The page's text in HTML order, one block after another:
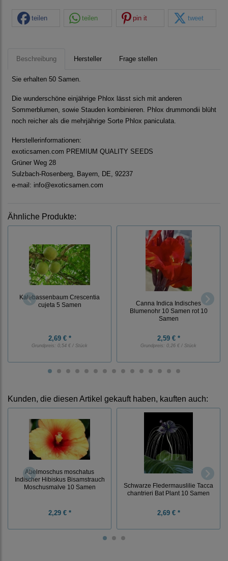
teilen teilen pin it tweet
Beschreibung Hersteller Frage stellen
Sie erhalten 50 Samen.
Die wunderschöne einjährige Phlox lässt sich mit anderen
Sommerblumen, sowie Stauden kombinieren. Phlox drummondii blüht
noch reicher als die mehrjährige Sorte Phlox paniculata.
Herstellerinformationen:
exoticsamen.com PREMIUM QUALITY SEEDS
Grüner Weg 28
Sulzbach-Rosenberg, Bayern, DE, 92237
e-mail: info@exoticsamen.com
Ähnliche Produkte:
Kalebassenbaum Crescentia
cujeta 5 Samen
2,69 € *
Grundpreis: 0,54 € / Stück
Canna Indica Indisches
Blumenohr 10 Samen rot 10
Samen
2,59 € *
Grundpreis: 0,26 € / Stück
Kunden, die diesen Artikel gekauft haben, kauften auch:
Abelmoschus moschatus
Indischer Hibiskus Bisamstrauch
Moschusmalve 10 Samen
2,29 € *
Schwarze Fledermauslilie Tacca
chantrieri Bat Plant 10 Samen
2,69 € *